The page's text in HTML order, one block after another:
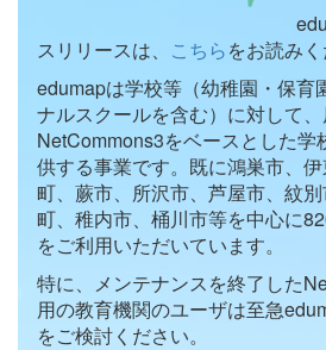
スリリースは、 こちらをお読みく
edumapは学校等（幼稚園・保育
ナルスクールを含む）に対して
NetCommons3をベースとした学
供する事業です。既に鴻巣市、
町、蕨市、所沢市、芦屋市、紋
町、稚内市、桶川市等を中心に
をご利用いただいています。
特に、メンテナンスを終了した
用の教育機関のユーザは至急
をご検討ください。